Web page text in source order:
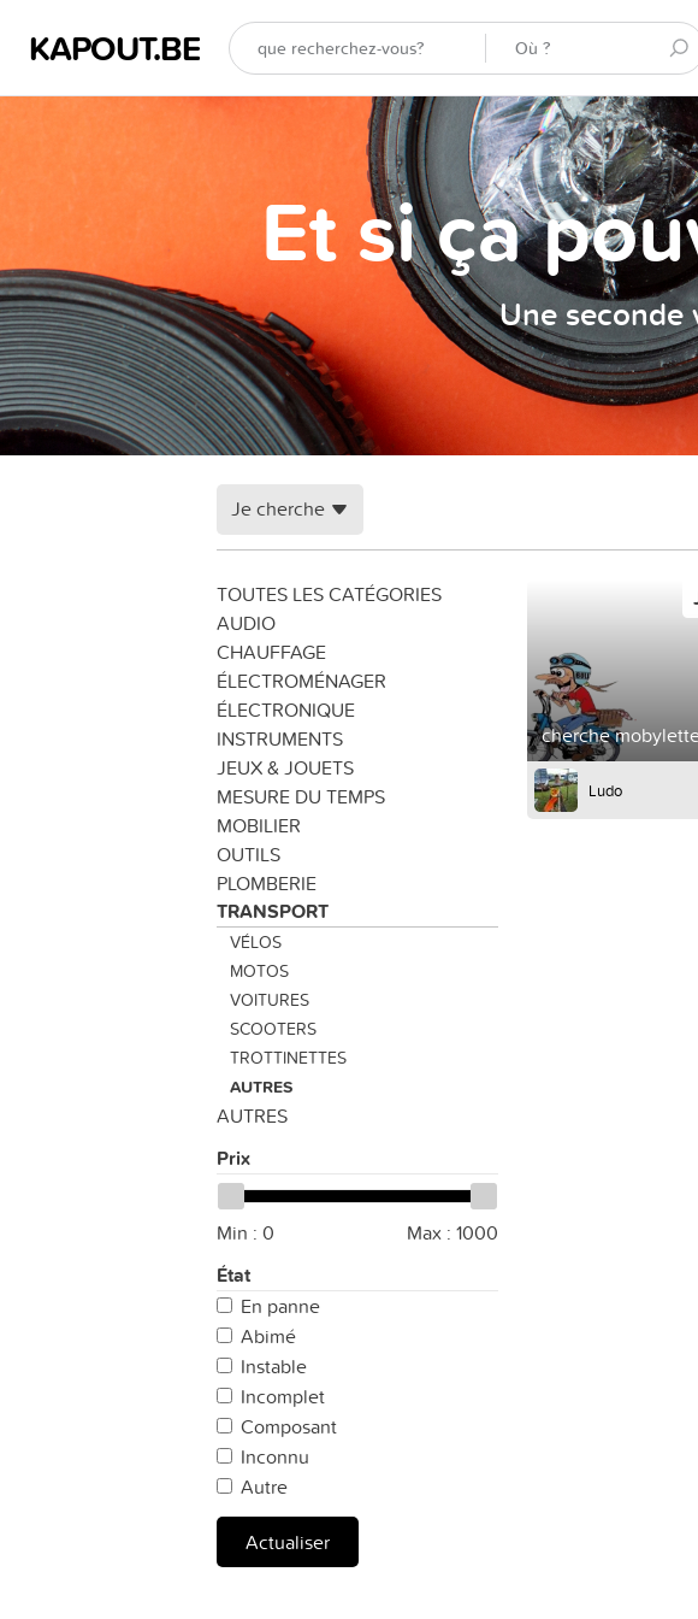
KAPOUT.BE
Et si ça
Une seconde
Je cherche
TOUTES LES CATÉGORIES
AUDIO
CHAUFFAGE
ÉLECTROMÉNAGER
ÉLECTRONIQUE
INSTRUMENTS
JEUX & JOUETS
MESURE DU TEMPS
MOBILIER
OUTILS
PLOMBERIE
TRANSPORT
VÉLOS
MOTOS
VOITURES
SCOOTERS
TROTTINETTES
AUTRES
AUTRES
Prix
Min : 0 Max : 1000
État
En panne
Abimé
Instable
Incomplet
Composant
Inconnu
Autre
Actualiser
cherche
Ludo